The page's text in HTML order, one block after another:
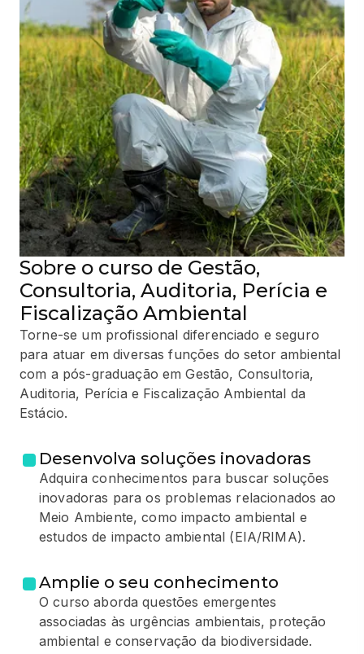
Sobre o curso de Gestão,
Consultoria, Auditoria, Perícia e
Fiscalização Ambiental
Torne-se um profissional diferenciado e seguro
para atuar em diversas funções do setor ambiental
com a pós-graduação em Gestão, Consultoria,
Auditoria, Perícia e Fiscalização Ambiental da
Estácio.
Desenvolva soluções inovadoras
Adquira conhecimentos para buscar soluções
inovadoras para os problemas relacionados ao
Meio Ambiente, como impacto ambiental e
estudos de impacto ambiental (EIA/RIMA).
Amplie o seu conhecimento
O curso aborda questões emergentes
associadas às urgências ambientais, proteção
ambiental e conservação da biodiversidade.